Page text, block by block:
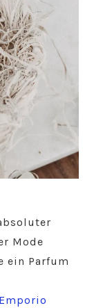
Mode
ein Parfum
Emporio